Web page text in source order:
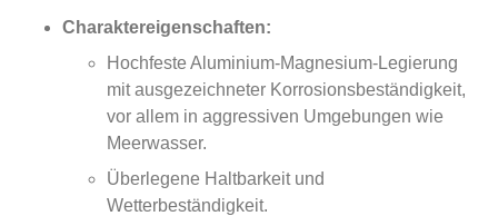
Charaktereigenschaften:
Hochfeste Aluminium-Magnesium-Legierung
mit ausgezeichneter Korrosionsbeständigkeit,
vor allem in aggressiven Umgebungen wie
Meerwasser.
Überlegene Haltbarkeit und
Wetterbeständigkeit.